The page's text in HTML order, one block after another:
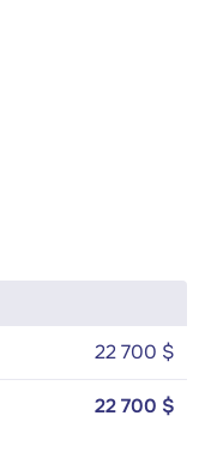
22 700 $
22 700 $